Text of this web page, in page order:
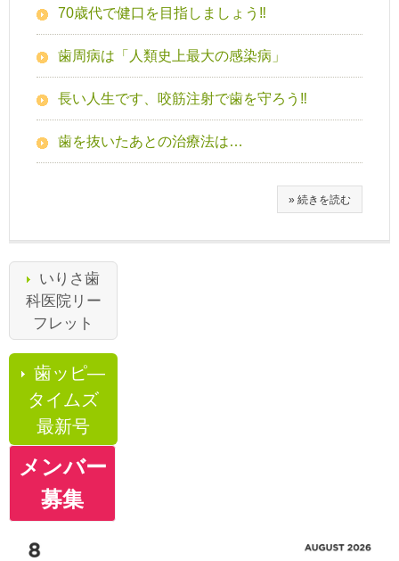
70歳代で健口を目指しましょう‼
歯周病は「人類史上最大の感染病」
長い人生です、咬筋注射で歯を守ろう‼
歯を抜いたあとの治療法は…
» 続きを読む
いりさ歯
科医院リー
フレット
歯ッピ―
タイムズ
最新号
メンバー
募集